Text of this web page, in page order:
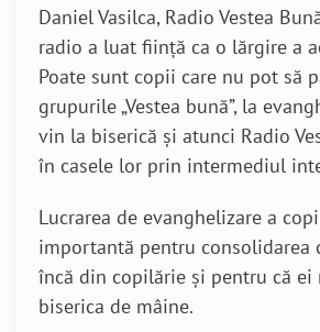
Daniel Vasilca, Radio Vestea
radio a luat ființă ca o lărgire a
Poate sunt copii care nu pot să
grupurile „Vestea bună”, la
vin la biserică și atunci Radio
în casele lor prin intermediul
Lucrarea de evanghelizare a
importantă pentru consolidarea
încă din copilărie și pentru că ei
biserica de mâine.